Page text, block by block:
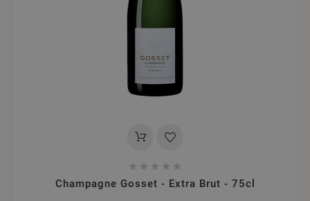
    
Champagne Gosset - Extra Brut - 75cl